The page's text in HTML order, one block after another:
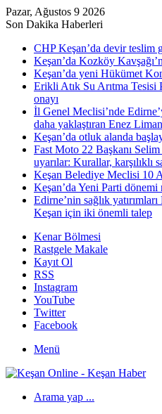
Pazar, Ağustos 9 2026
Son Dakika Haberleri
CHP Keşan’da devir teslim
Keşan’da Kozköy
Keşan’da yeni Hükümet
Erikli Atık Su Arıtma Tesisi
onayı
İl Genel Meclisi’nde
daha yaklaştıran Enez
Keşan’da otluk alanda
Fast Moto 22 Başkanı
uyarılar: Kurallar, karşılıklı
Keşan Belediye Meclisi 10
Keşan’da Yeni Parti dönemi
Edirne’nin sağlık
Keşan için iki önemli talep
Kenar Bölmesi
Rastgele Makale
Kayıt Ol
RSS
Instagram
YouTube
Twitter
Facebook
Menü
Arama yap ...